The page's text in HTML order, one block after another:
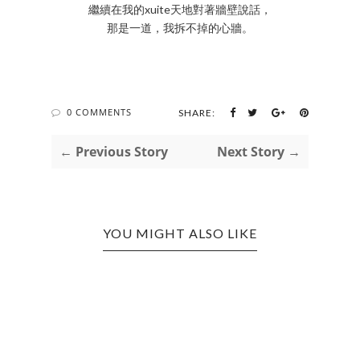
繼續在我的xuite天地對著牆壁說話，
那是一道，我拆不掉的心牆。
0 COMMENTS SHARE:
← Previous Story Next Story →
YOU MIGHT ALSO LIKE